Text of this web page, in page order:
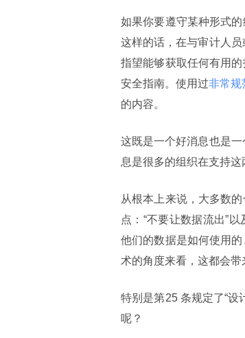
如果你要遵守某种形式
这样的话，在与审计人
指望能够获取任何有用
安全指南。使用过非常规
的内容。
这既是一个好消息也是
息是很多的组织在支持这
从根本上来说，大多数
点：“不要让数据流出”
他们的数据是如何使用
术的角度来看，这都会带
特别是第25 条规定了“设
呢？